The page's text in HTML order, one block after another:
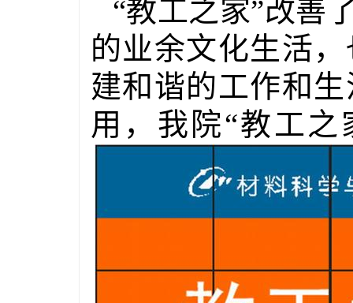
“教工之家”改善
的业余文化生活
建和谐的工作和
用，我院“教工